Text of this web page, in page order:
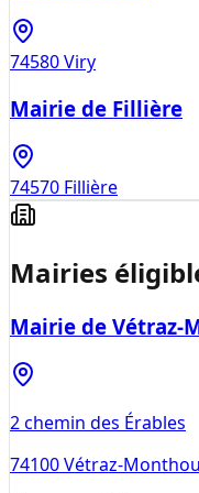
74580Viry
Mairie de Fillière
74570 Fillière
Mairies
Mairie de Vétraz-
2 chemin des Érables
74100Vétraz-